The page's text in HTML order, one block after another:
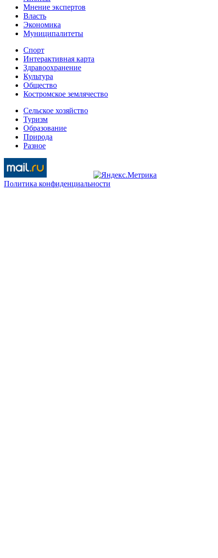
Мнение экспертов
Власть
Экономика
Муниципалитеты
Спорт
Интерактивная карта
Здравоохранение
Культура
Общество
Костромское землячество
Сельское хозяйство
Туризм
Образование
Природа
Разное
Политика конфиденциальности